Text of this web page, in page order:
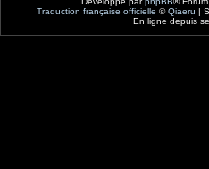
Traduction française officielle ©Qiaeru |
En ligne depuis